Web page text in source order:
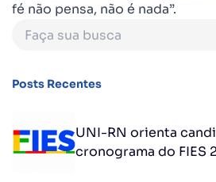
fé não pensa, não é nada”.
Posts Recentes
UNI-RN orienta
cronograma do FIES